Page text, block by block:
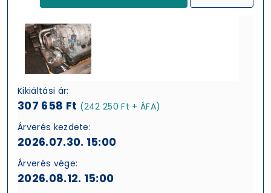
Kikiáltási ár:
307 658 Ft (242 250 Ft + ÁFA)
Árverés kezdete:
2026.07.30. 15:00
Árverés vége:
2026.08.12. 15:00